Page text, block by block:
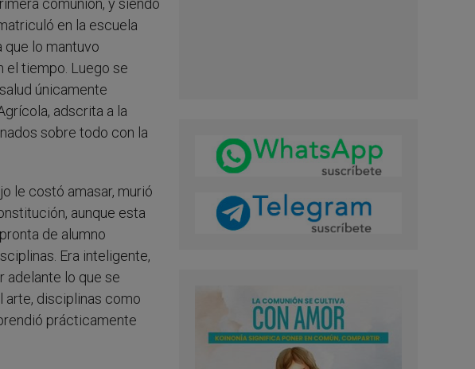
comunión, y siendo
en la escuela
que lo mantuvo
el tiempo. Luego se
únicamente
adscrita a la
sobre todo con la
le costó amasar, murió
aunque esta
de alumno
Era inteligente,
adelante lo que se
arte, disciplinas como
prácticamente